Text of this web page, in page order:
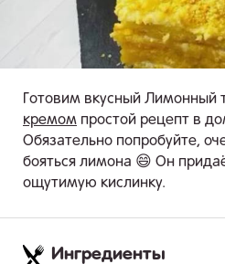
Готовим вкусный Лимонный
кремом простой рецепт в
Обязательно попробуйте,
бояться лимона 😄 Он
ощутимую кислинку.
Ингредиенты